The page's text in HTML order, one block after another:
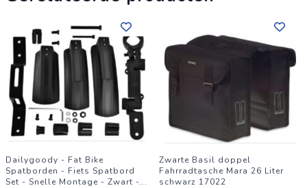
stuur, trappers, voorwiel en voorspatbord monteren).
Dailygoody - Fat Bike
Spatborden - Fiets Spatbord
Set - Snelle Montage - Zwart -...
Zwarte Basil doppel
Fahrradtasche Mara 26 Liter
schwarz 17022